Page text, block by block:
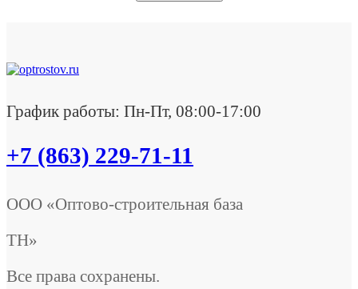
График работы: Пн-Пт, 08:00-17:00
+7 (863) 229-71-11
ООО «Оптово-строительная база
ТН»
Все права сохранены.